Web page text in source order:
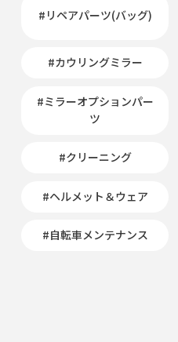
#リペアパーツ(バッグ)
#カウリングミラー
#ミラーオプションパー
ツ
#クリーニング
#ヘルメット＆ウェア
#自転車メンテナンス